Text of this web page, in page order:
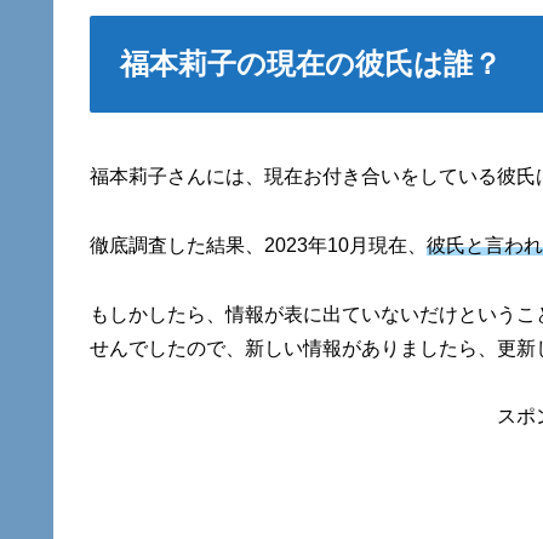
福本莉子の現在の彼氏は誰？
福本莉子さんには、現在お付き合いをしている彼
徹底調査した結果、2023年10月現在、 彼氏と言わ
もしかしたら、情報が表に出ていないだけという
せんでしたので、新しい情報がありましたら、更新
スポ